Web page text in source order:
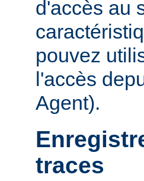
d'accès au
pouvez
l'accès
Agent).
traces